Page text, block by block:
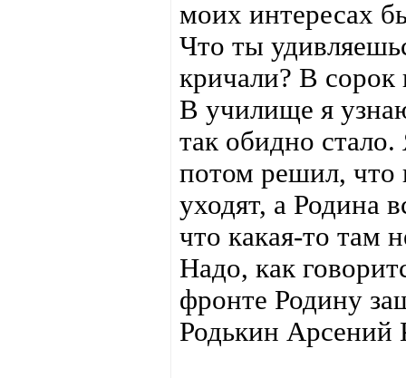
моих интересах
Что ты
кричали? В сорок
В училище я
так обидно
потом решил, что
уходят, а Родина
что какая-то там
Надо, как
фронте Родину
Родькин Арсений